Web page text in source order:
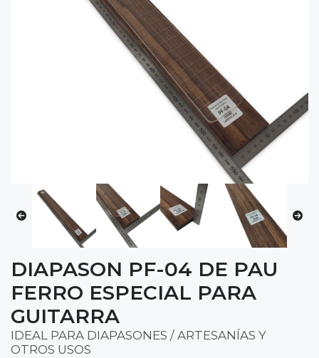
DIAPASON PF-04 DE PAU
FERRO ESPECIAL PARA
GUITARRA
IDEAL PARA DIAPASONES / ARTESANÍAS Y
OTROS USOS